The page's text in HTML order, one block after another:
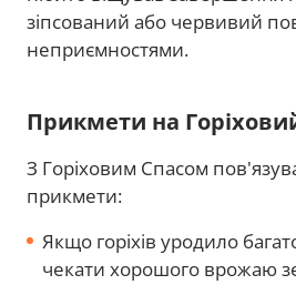
зіпсований або червивий
неприємностями.
Прикмети на
З Горіховим Спасом
прикмети:
Якщо горіхів уродило
чекати хорошого врожаю